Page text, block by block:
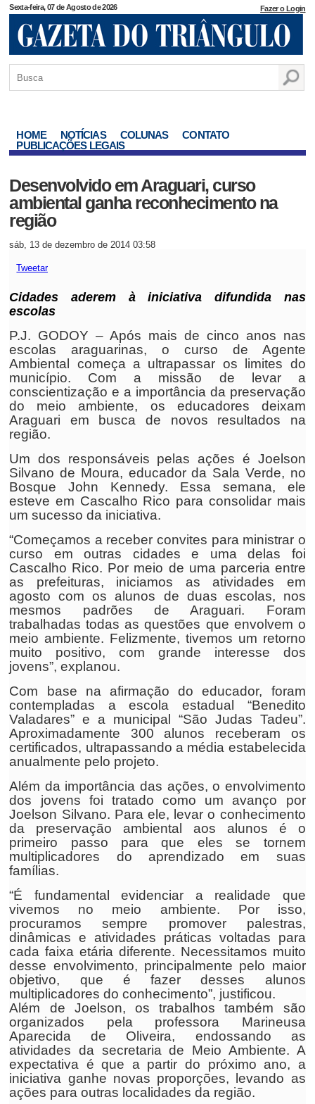
Sexta-feira, 07 de Agosto de 2026 Fazer o Login
HOME NOTÍCIAS COLUNAS
CONTATO
PUBLICAÇÕES LEGAIS
Desenvolvido em Araguari, curso
ambiental ganha reconhecimento na
região
sáb, 13 de dezembro de 2014 03:58
Tweetar
Cidades aderem à iniciativa difundida nas
escolas
P.J. GODOY – Após mais de cinco anos nas
escolas araguarinas, o curso de Agente
Ambiental começa a ultrapassar os limites do
município. Com a missão de levar a
conscientização e a importância da preservação
do meio ambiente, os educadores deixam
Araguari em busca de novos resultados na
região.
Um dos responsáveis pelas ações é Joelson
Silvano de Moura, educador da Sala Verde, no
Bosque John Kennedy. Essa semana, ele
esteve em Cascalho Rico para consolidar mais
um sucesso da iniciativa.
“Começamos a receber convites para ministrar o
curso em outras cidades e uma delas foi
Cascalho Rico. Por meio de uma parceria entre
as prefeituras, iniciamos as atividades em
agosto com os alunos de duas escolas, nos
mesmos padrões de Araguari. Foram
trabalhadas todas as questões que envolvem o
meio ambiente. Felizmente, tivemos um retorno
muito positivo, com grande interesse dos
jovens”, explanou.
Com base na afirmação do educador, foram
contempladas a escola estadual “Benedito
Valadares” e a municipal “São Judas Tadeu”.
Aproximadamente 300 alunos receberam os
certificados, ultrapassando a média estabelecida
anualmente pelo projeto.
Além da importância das ações, o envolvimento
dos jovens foi tratado como um avanço por
Joelson Silvano. Para ele, levar o conhecimento
da preservação ambiental aos alunos é o
primeiro passo para que eles se tornem
multiplicadores do aprendizado em suas
famílias.
“É fundamental evidenciar a realidade que
vivemos no meio ambiente. Por isso,
procuramos sempre promover palestras,
dinâmicas e atividades práticas voltadas para
cada faixa etária diferente. Necessitamos muito
desse envolvimento, principalmente pelo maior
objetivo, que é fazer desses alunos
multiplicadores do conhecimento”, justificou.
Além de Joelson, os trabalhos também são
organizados pela professora Marineusa
Aparecida de Oliveira, endossando as
atividades da secretaria de Meio Ambiente. A
expectativa é que a partir do próximo ano, a
iniciativa ganhe novas proporções, levando as
ações para outras localidades da região.